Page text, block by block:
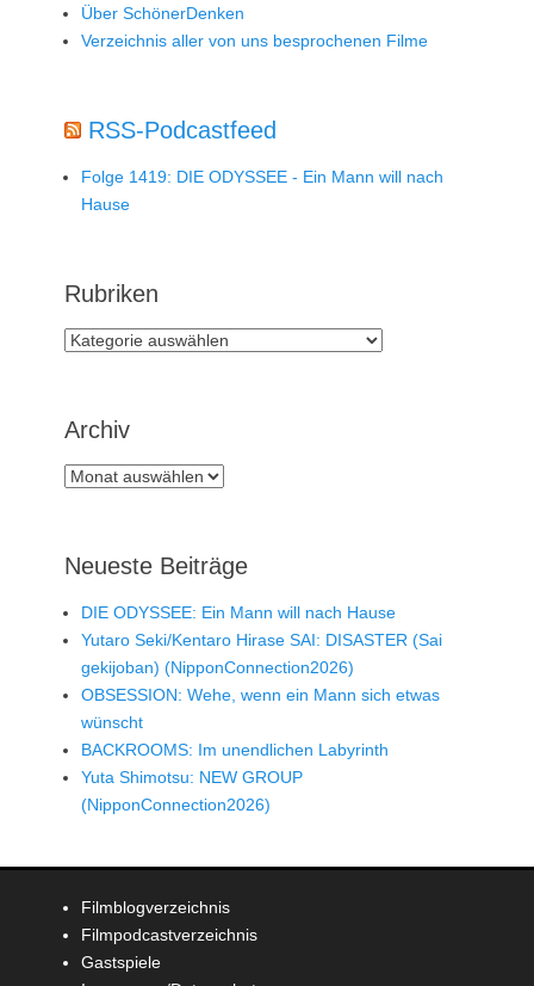
Über SchönerDenken
Verzeichnis aller von uns besprochenen Filme
RSS-Podcastfeed
Folge 1419: DIE ODYSSEE - Ein Mann will nach
Hause
Rubriken
Rubriken
Archiv
Archiv
Neueste Beiträge
DIE ODYSSEE: Ein Mann will nach Hause
Yutaro Seki/Kentaro Hirase SAI: DISASTER (Sai
gekijoban) (NipponConnection2026)
OBSESSION: Wehe, wenn ein Mann sich etwas
wünscht
BACKROOMS: Im unendlichen Labyrinth
Yuta Shimotsu: NEW GROUP
(NipponConnection2026)
Filmblogverzeichnis
Filmpodcastverzeichnis
Gastspiele